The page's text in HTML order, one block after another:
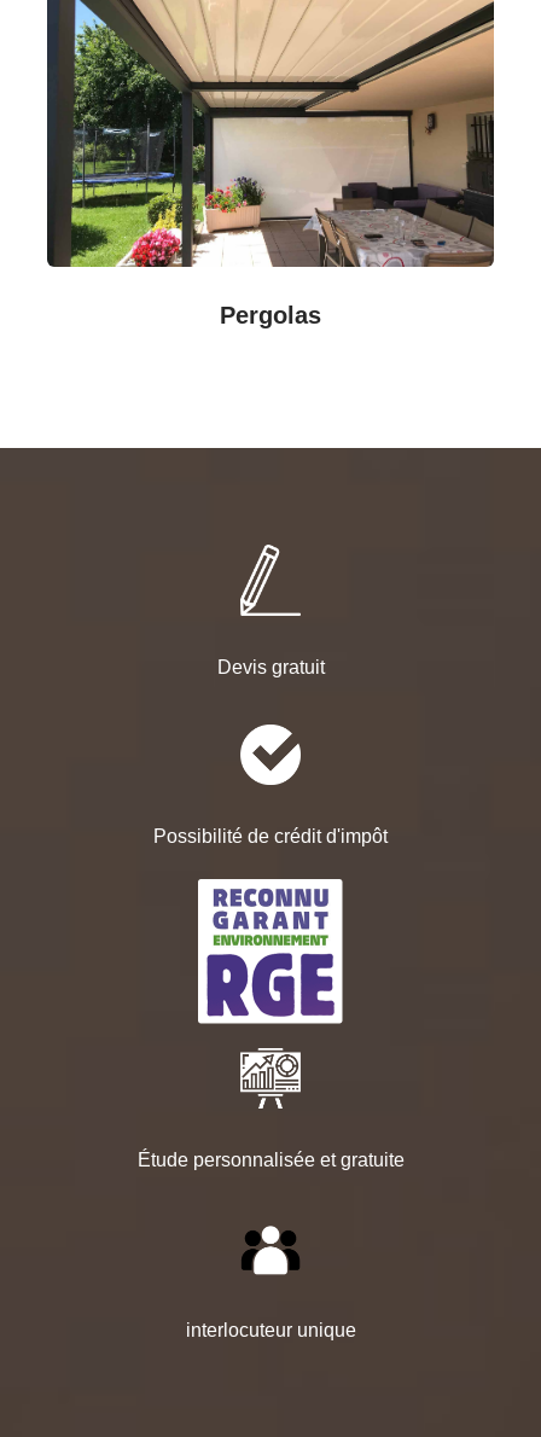
Pergolas
Devis gratuit
Possibilité de crédit d'impôt
Étude personnalisée et gratuite
interlocuteur unique